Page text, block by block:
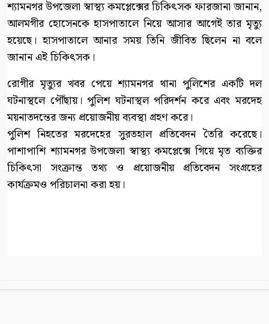
শ্যামনগর উপজেলা স্বাস্থ্য কমপ্লেক্সের চিকিৎসক ফারজানা জানান,
আলমগীর হোসেনকে হাসপাতালে নিয়ে আসার আগেই তার মৃত্যু
হয়েছে। হাসপাতালে আনার সময় তিনি জীবিত ছিলেন না বলে
জানান এই চিকিৎসক।
রোগীর মৃত্যুর খবর পেয়ে শ্যামনগর থানা পুলিশের একটি দল
ঘটনাস্থলে পৌঁছায়। পুলিশ ঘটনাস্থল পরিদর্শন করে এবং মরদেহ
ময়নাতদন্তের জন্য প্রয়োজনীয় ব্যবস্থা গ্রহণ করে।
পুলিশ নিহতের মরদেহের সুরতহাল প্রতিবেদন তৈরি করেছে।
পাশাপাশি শ্যামনগর উপজেলা স্বাস্থ্য কমপ্লেক্সে গিয়ে মৃত ব্যক্তির
চিকিৎসা সংক্রান্ত তথ্য ও প্রয়োজনীয় প্রতিবেদন সংগ্রহের
কার্যক্রমও পরিচালনা করা হয়।